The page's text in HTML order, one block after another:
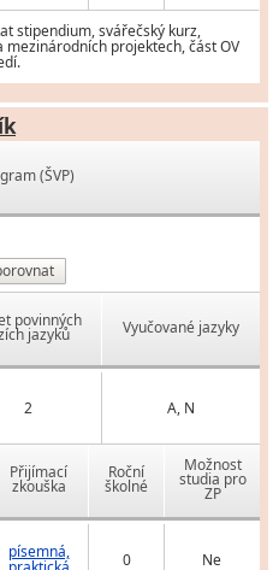
stipendium, svářečský kurz,
projektech, část OV
(ŠVP)
povinných
jazyků Vyučované jazyky
2 A, N
Přijímací
zkouška
Roční
školné
Možnost
studia pro
ZP
písemná, 0 Ne